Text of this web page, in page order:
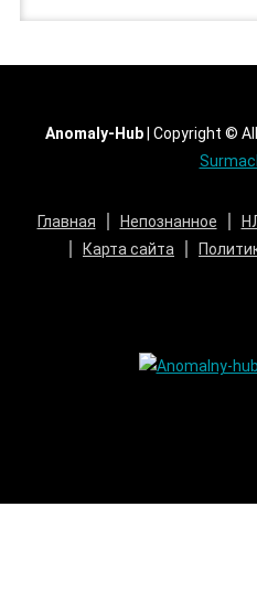
Anomaly-Hub Copyright ©
Главная Непознанное
Карта сайта